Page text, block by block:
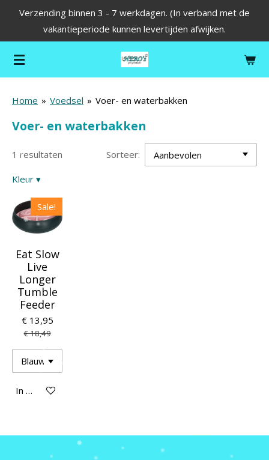
de
hoofdinhoud
Verzending binnen 3 - 7 werkdagen. (In verband met de
vakantieperiode kunnen levertijden afwijken.
Home » Voedsel » Voer- en waterbakken
Voer- en waterbakken
1 resultaten Sorteer:
Kleur ▾
Sale!
Eat Slow
Live
Longer
Tumble
Feeder
€ 13,95
€ 18,49
In winkelwagen